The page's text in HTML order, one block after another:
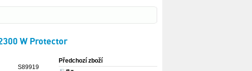
W Protector
S89919
Předchozí zboží